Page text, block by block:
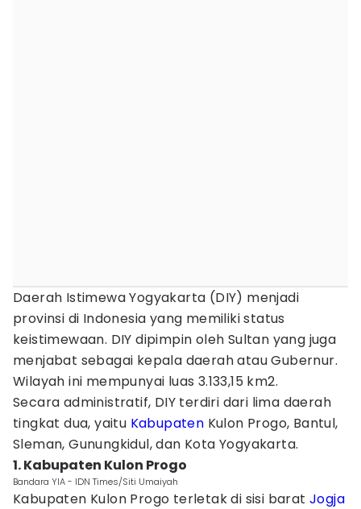
Daerah Istimewa Yogyakarta (DIY) menjadi
provinsi di Indonesia yang memiliki status
keistimewaan. DIY dipimpin oleh Sultan yang juga
menjabat sebagai kepala daerah atau Gubernur.
Wilayah ini mempunyai luas 3.133,15 km2.
Secara administratif, DIY terdiri dari lima daerah
tingkat dua, yaitu Kabupaten Kulon Progo, Bantul,
Sleman, Gunungkidul, dan Kota Yogyakarta.
1. Kabupaten Kulon Progo
Bandara YIA - IDN Times/Siti Umaiyah
Kabupaten Kulon Progo terletak di sisi barat Jogja